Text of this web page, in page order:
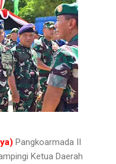
Pangkoarmada II
Ketua Daerah